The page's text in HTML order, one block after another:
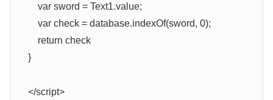
var sword = Text1.value;
var check = database.indexOf(sword, 0);
return check
}
</script>